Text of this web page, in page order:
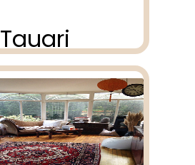
Tauari